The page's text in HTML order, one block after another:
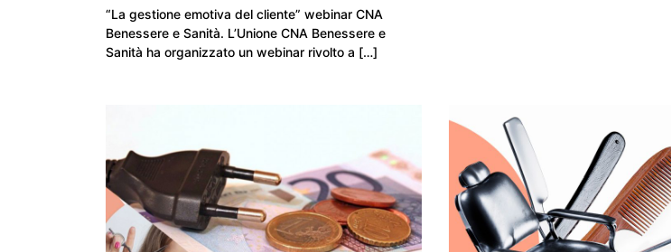
“La gestione emotiva del cliente” webinar CNA
Benessere e Sanità. L’Unione CNA Benessere e
Sanità ha organizzato un webinar rivolto a […]